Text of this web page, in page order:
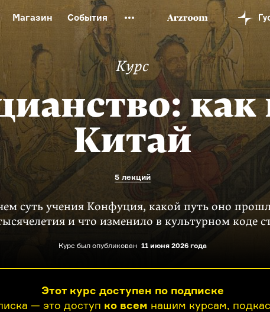
Магазин События
Новая Третьяковка Онлайн-университет
культуры
Русский язык от «гой еси» до «лол кек»
XX века
Русская литература XX века Детская
Курс
как
Китай
5 лекций
суть учения Конфуция, какой путь оно
и что изменило в культурном коде
Курс был опубликован 11 июня 2026 года
Этот курс доступен по подписке
— это доступ ко всем нашим курсам,